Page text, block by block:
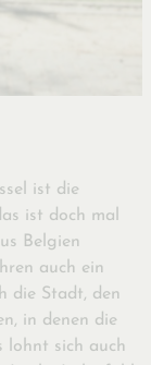
ist die
ist doch mal
Belgien
auch ein
die Stadt, den
in denen die
lohnt sich auch